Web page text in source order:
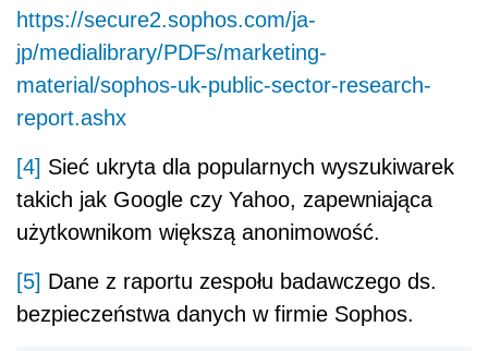
https://secure2.sophos.com/ja-
jp/medialibrary/PDFs/marketing-
material/sophos-uk-public-sector-research-
report.ashx
[4] Sieć ukryta dla popularnych wyszukiwarek
takich jak Google czy Yahoo, zapewniająca
użytkownikom większą anonimowość.
[5] Dane z raportu zespołu badawczego ds.
bezpieczeństwa danych w firmie Sophos.